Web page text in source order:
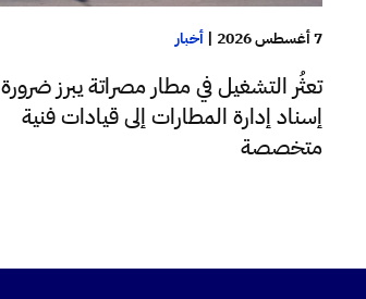
7 أغسطس 2026 | أخبار
تعثُر التشغيل في مطار مصراتة يبرز ضرورة
إسناد إدارة المطارات إلى قيادات فنية
متخصصة